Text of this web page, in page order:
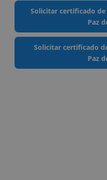
Solicitar certificado
Paz
Solicitar certificado
Paz